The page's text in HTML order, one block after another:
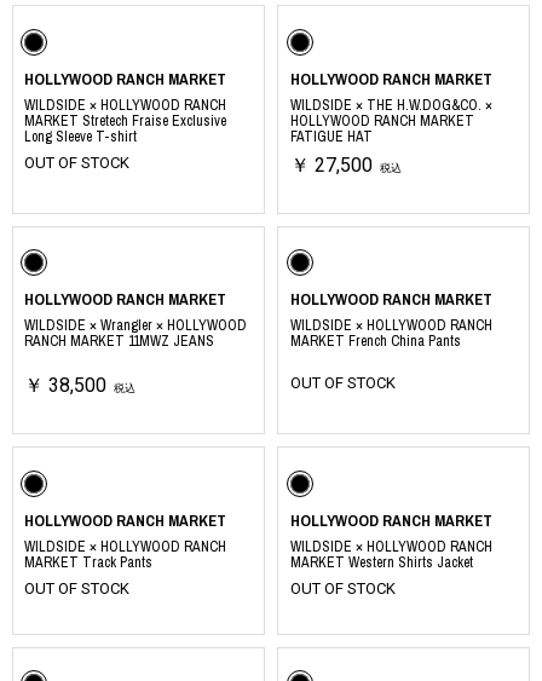
HOLLYWOOD RANCH MARKET
WILDSIDE × HOLLYWOOD RANCH
MARKET Stretech Fraise Exclusive
Long Sleeve T-shirt
OUT OF STOCK
HOLLYWOOD RANCH MARKET
WILDSIDE × THE H.W.DOG&CO. ×
HOLLYWOOD RANCH MARKET
FATIGUE HAT
￥ 27,500 税込
HOLLYWOOD RANCH MARKET
WILDSIDE × Wrangler × HOLLYWOOD
RANCH MARKET 11MWZ JEANS
￥ 38,500 税込
HOLLYWOOD RANCH MARKET
WILDSIDE × HOLLYWOOD RANCH
MARKET French China Pants
OUT OF STOCK
HOLLYWOOD RANCH MARKET
WILDSIDE × HOLLYWOOD RANCH
MARKET Track Pants
OUT OF STOCK
HOLLYWOOD RANCH MARKET
WILDSIDE × HOLLYWOOD RANCH
MARKET Western Shirts Jacket
OUT OF STOCK